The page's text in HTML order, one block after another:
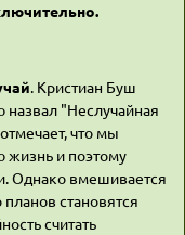
. Кристиан Буш
назвал "Неслучайная
что мы
жизнь и поэтому
Однако вмешивается
становятся
считать